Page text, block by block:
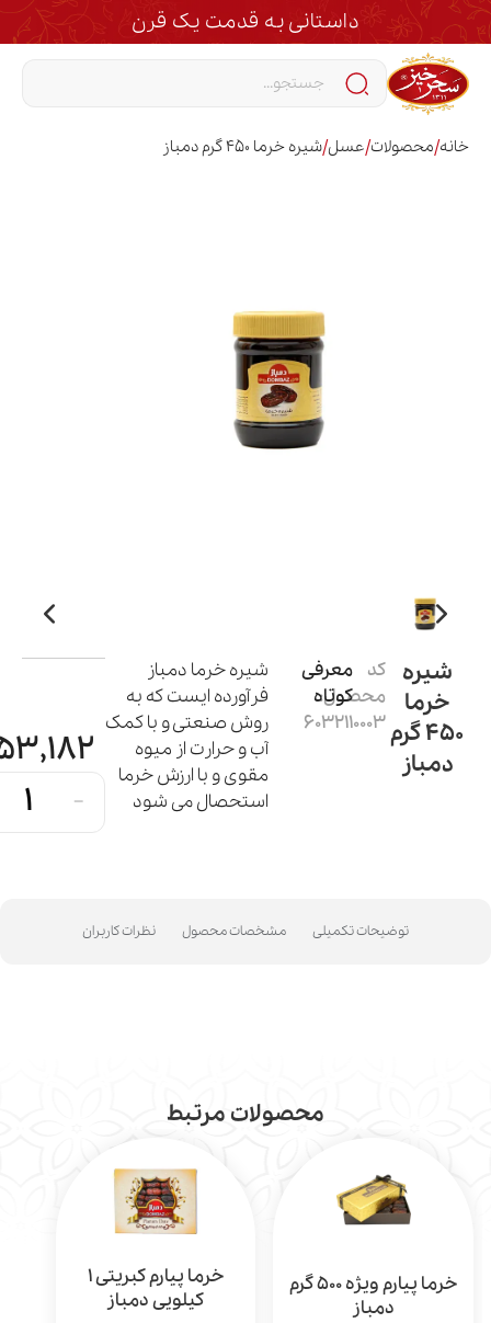
داستانی به قدمت یک قرن
خانه/محصولات/عسل/شیره خرما 450 گرم دمباز
شیره
خرما
450 گرم
دمباز
کد
محصول:
6032110003
معرفی
کوتاه
شیره خرما دمباز
فرآورده ایست که به
روش صنعتی و با کمک
آب و حرارت از میوه
مقوی و با ارزش خرما
استحصال می شود
-
توضیحات تکمیلی مشخصات محصول نظرات کاربران
محصولات مرتبط
خرما پیارم ویژه 500 گرم
دمباز
خرما پیارم کبریتی 1
کیلویی دمباز